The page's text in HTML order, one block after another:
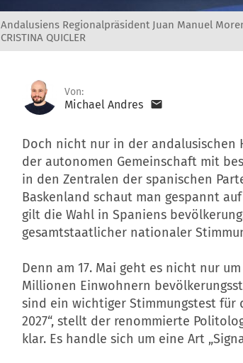
Andalusiens Regionalpräsident Juan Manuel
CRISTINA QUICLER
Von:
Michael Andres
Doch nicht nur in der andalusischen
der autonomen Gemeinschaft mit
in den Zentralen der spanischen
Baskenland schaut man gespannt
gilt die Wahl in Spaniens
gesamtstaatlicher nationaler
Denn am 17. Mai geht es nicht nur
Millionen Einwohnern
sind ein wichtiger Stimmungstest für
2027“, stellt der renommierte
klar. Es handle sich um eine Art